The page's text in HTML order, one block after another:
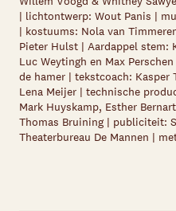
| lichtontwerp: Wout Panis |
| kostuums: Nola van
Pieter Hulst | Aardappel stem:
Luc Weytingh en Max Perschen
de hamer | tekstcoach: Kasper
Lena Meijer | technische
Mark Huyskamp, Esther
Thomas Bruining | publiciteit:
Theaterbureau De Mannen |